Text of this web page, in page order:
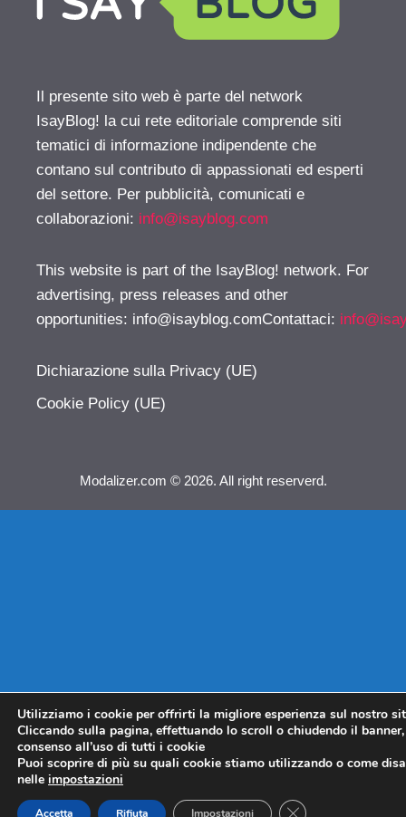
Il presente sito web è parte del network
IsayBlog! la cui rete editoriale comprende siti
tematici di informazione indipendente che
contano sul contributo di appassionati ed esperti
del settore. Per pubblicità, comunicati e
collaborazioni: info@isayblog.com
This website is part of the IsayBlog! network. For
advertising, press releases and other
opportunities: info@isayblog.comContattaci:
Dichiarazione sulla Privacy (UE)
Cookie Policy (UE)
Modalizer.com © 2026. All right reserverd.
Utilizziamo i cookie per offrirti la migliore esperienza sul nostro
Cliccando sulla pagina, effettuando lo scroll o chiudendo il
consenso all’uso di tutti i cookie
Puoi scoprire di più su quali cookie stiamo utilizzando o come
nelle impostazioni
Accetta Rifiuta Impostazioni CLOSE GDPR